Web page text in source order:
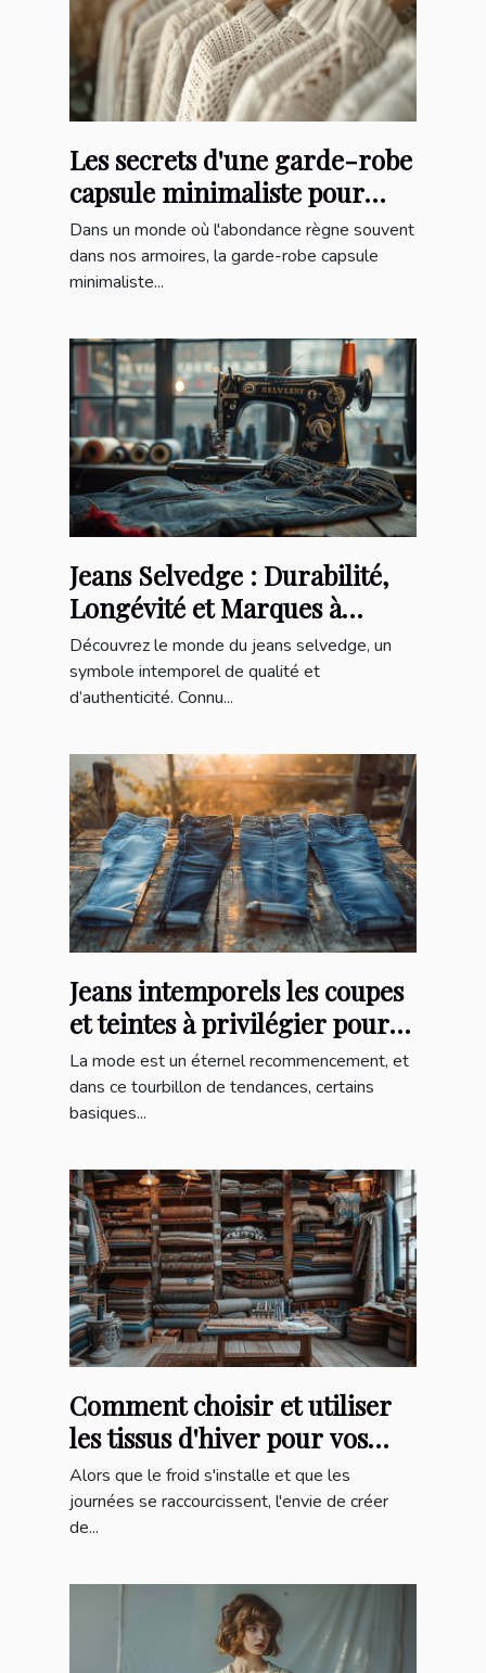
Les secrets d'une garde-robe
capsule minimaliste pour
chaque saison
Dans un monde où l'abondance règne souvent
dans nos armoires, la garde-robe capsule
minimaliste...
Jeans Selvedge : Durabilité,
Longévité et Marques à
Connaître
Découvrez le monde du jeans selvedge, un
symbole intemporel de qualité et
d’authenticité. Connu...
Jeans intemporels les coupes
et teintes à privilégier pour
une pièce maîtresse
polyvalente
La mode est un éternel recommencement, et
dans ce tourbillon de tendances, certains
basiques...
Comment choisir et utiliser
les tissus d'hiver pour vos
projets de couture
Alors que le froid s'installe et que les
journées se raccourcissent, l'envie de créer
de...